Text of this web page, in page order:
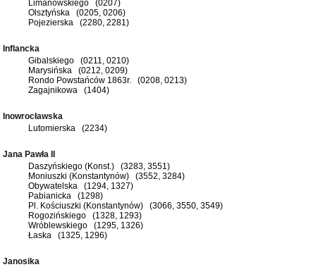
Limanowskiego (0207)
Olsztyńska (0205, 0206)
Pojezierska (2280, 2281)
Inflancka
Gibalskiego (0211, 0210)
Marysińska (0212, 0209)
Rondo Powstańców 1863r. (0208, 0213)
Zagajnikowa (1404)
Inowrocławska
Lutomierska (2234)
Jana Pawła II
Daszyńskiego (Konst.) (3283, 3551)
Moniuszki (Konstantynów) (3552, 3284)
Obywatelska (1294, 1327)
Pabianicka (1298)
Pl. Kościuszki (Konstantynów) (3066, 3550, 3549)
Rogozińskiego (1328, 1293)
Wróblewskiego (1295, 1326)
Łaska (1325, 1296)
Janosika